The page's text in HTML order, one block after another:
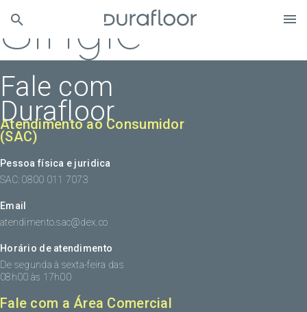
Single
Fale com
Durafloor
Atendimento ao Consumidor
(SAC)
Pessoa física e juridica
SAC: 0800 011 7073
Email
atendimento.sac@dex.co
Horário de atendimento
De segunda à sexta-feira das
08h00 às 17h00
Fale com a Área Comercial